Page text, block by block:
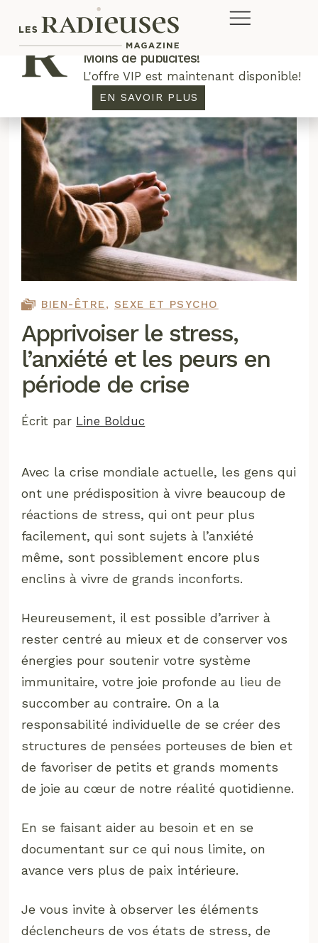
BIEN-ÊTRE, SEXE ET PSYCHO
Apprivoiser le stress,
l’anxiété et les peurs en
période de crise
Écrit par Line Bolduc
Avec la crise mondiale actuelle, les gens qui
ont une prédisposition à vivre beaucoup de
réactions de stress, qui ont peur plus
facilement, qui sont sujets à l’anxiété
même, sont possiblement encore plus
enclins à vivre de grands inconforts.
Heureusement, il est possible d’arriver à
rester centré au mieux et de conserver vos
énergies pour soutenir votre système
immunitaire, votre joie profonde au lieu de
succomber au contraire. On a la
responsabilité individuelle de se créer des
structures de pensées porteuses de bien et
de favoriser de petits et grands moments
de joie au cœur de notre réalité quotidienne.
En se faisant aider au besoin et en se
documentant sur ce qui nous limite, on
avance vers plus de paix intérieure.
Je vous invite à observer les éléments
déclencheurs de vos états de stress, de
Plus de concours. Plus de rabais.
Moins de publicités!
L'offre VIP est maintenant disponible!
EN SAVOIR PLUS